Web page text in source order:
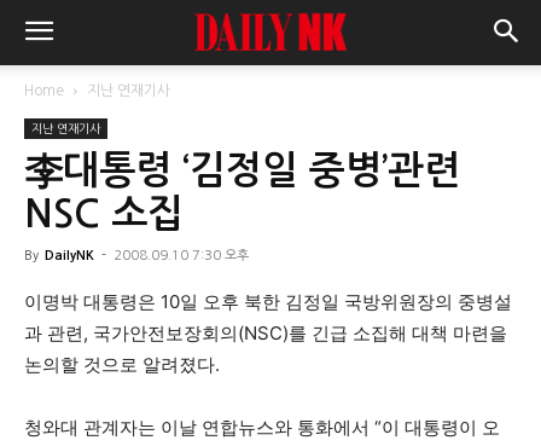
Home 지난 연재기사
지난 연재기사
李대통령 ‘김정일 중병’관련
NSC 소집
By DailyNK - 2008.09.10 7:30 오후
이명박 대통령은 10일 오후 북한 김정일 국방위원장의 중병설
과 관련, 국가안전보장회의(NSC)를 긴급 소집해 대책 마련을
논의할 것으로 알려졌다.
청와대 관계자는 이날 연합뉴스와 통화에서 “이 대통령이 오